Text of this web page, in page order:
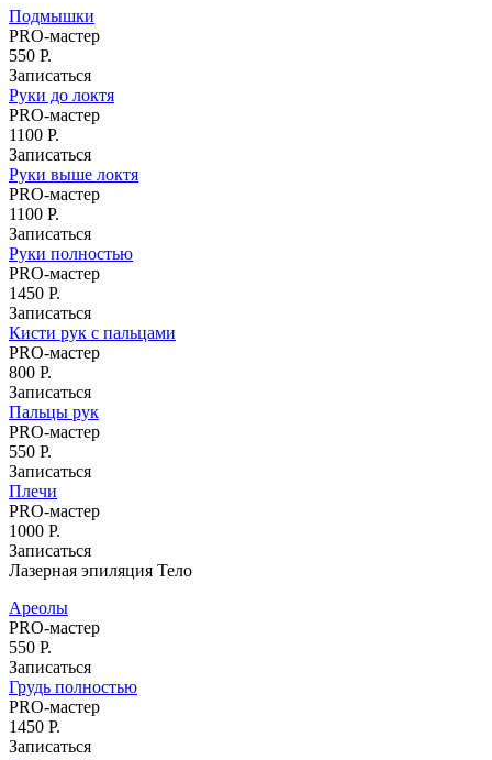
Женский зал
Окрашивание AirTouch (Эйртач)
Подмышки
PRO-мастер
550 Р.
Записаться
Руки до локтя
PRO-мастер
1100 Р.
Записаться
Руки выше локтя
PRO-мастер
1100 Р.
Записаться
Руки полностью
PRO-мастер
1450 Р.
Записаться
Кисти рук с пальцами
PRO-мастер
800 Р.
Записаться
Пальцы рук
PRO-мастер
550 Р.
Записаться
Плечи
PRO-мастер
1000 Р.
Записаться
Лазерная эпиляция Тело
Ареолы
PRO-мастер
550 Р.
Записаться
Грудь полностью
PRO-мастер
1450 Р.
Записаться